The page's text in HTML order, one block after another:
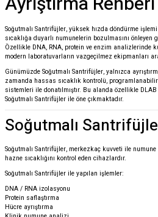
Soğutmalı Santrifüjler, yüksek hızda döndürme
sıcaklığa duyarlı numunelerin bozulmasını önleyen
Özellikle DNA, RNA, protein ve enzim analizlerinde
modern laboratuvarların vazgeçilmez ekipmanları
Günümüzde Soğutmalı Santrifüjler, yalnızca
zamanda hassas sıcaklık kontrolü,
sistemleri ile donatılmıştır. Bu alanda özellikle
Soğutmalı Santrifüjler ile öne çıkmaktadır.
Soğutmalı
Soğutmalı Santrifüjler, merkezkaç kuvveti ile
hazne sıcaklığını kontrol eden cihazlardır.
Soğutmalı Santrifüjler ile yapılan işlemler:
DNA / RNA izolasyonu
Protein saflaştırma
Hücre ayrıştırma